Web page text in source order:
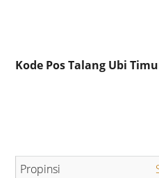
Kode Pos Talang Ubi